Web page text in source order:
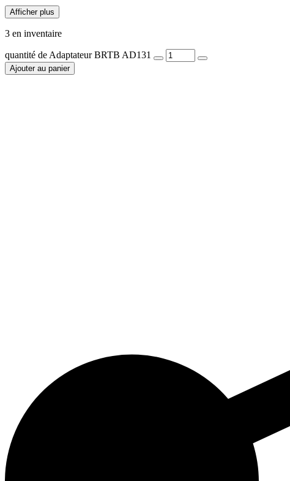
Afficher plus
3 en inventaire
quantité de Adaptateur BRTB AD131
Ajouter au panier